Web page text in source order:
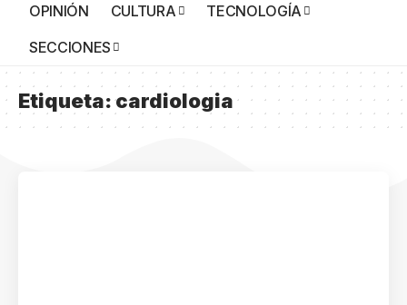
OPINIÓN
CULTURA
TECNOLOGÍA
SECCIONES
Etiqueta:cardiologia